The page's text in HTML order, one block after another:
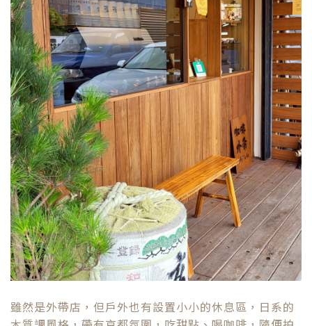
雖然是外帶店，但戶外也有設置小小的休息區，日系的